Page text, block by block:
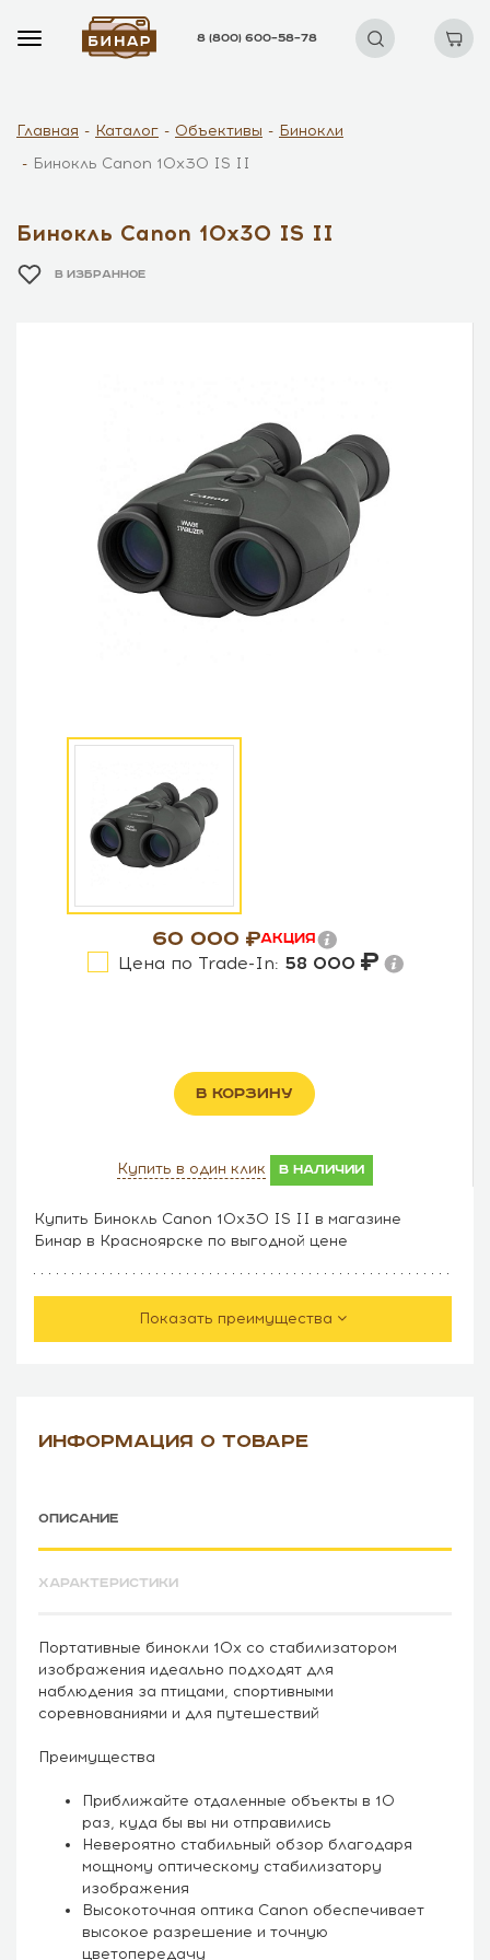
8 (800) 600–58–78
Главная Каталог Объективы
Бинокли
Бинокль Canon 10x30 IS II
Бинокль Canon 10x30 IS II
В ИЗБРАННОЕ
60 000 Акция
Цена по Trade-In: 58 000
В КОРЗИНУ
Купить в один клик в наличии
Купить Бинокль Canon 10x30 IS II в магазине
Бинар в Красноярске по выгодной цене
Показать преимущества
ИНФОРМАЦИЯ О ТОВАРЕ
ОПИСАНИЕ
ХАРАКТЕРИСТИКИ
Портативные бинокли 10x со стабилизатором
изображения идеально подходят для
наблюдения за птицами, спортивными
соревнованиями и для путешествий
Преимущества
Приближайте отдаленные объекты в 10
раз, куда бы вы ни отправились
Невероятно стабильный обзор благодаря
мощному оптическому стабилизатору
изображения
Высокоточная оптика Canon обеспечивает
высокое разрешение и точную
цветопередачу